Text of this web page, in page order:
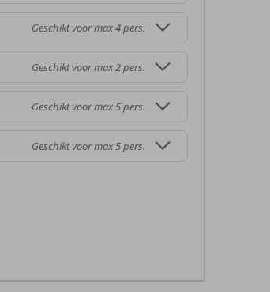
Geschikt voor max 4 pers.
Geschikt voor max 2 pers.
Geschikt voor max 5 pers.
Geschikt voor max 5 pers.